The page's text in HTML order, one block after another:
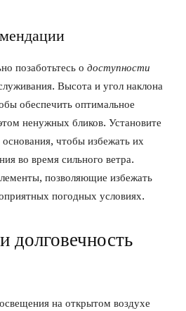
позаботьтесь о доступности
Высота и угол наклона
обеспечить оптимальное
ненужных бликов. Установите
чтобы избежать их
во время сильного ветра.
позволяющие избежать
погодных условиях.
долговечность
на открытом воздухе